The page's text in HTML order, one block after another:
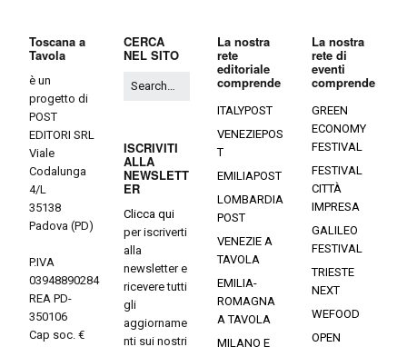
Toscana a
Tavola
è un
progetto di
POST
EDITORI SRL
Viale
Codalunga
4/L
35138
Padova (PD)
P.IVA
03948890284
REA PD-
350106
Cap soc. €
CERCA
NEL SITO
ISCRIVITI
ALLA
NEWSLETT
ER
Clicca qui
per iscriverti
alla
newsletter e
ricevere tutti
gli
aggiorname
nti sui nostri
La nostra
rete
editoriale
comprende
ITALYPOST
VENEZIEPOS
T
EMILIAPOST
LOMBARDIA
POST
VENEZIE A
TAVOLA
EMILIA-
ROMAGNA
A TAVOLA
MILANO E
La nostra
rete di
eventi
comprende
GREEN
ECONOMY
FESTIVAL
FESTIVAL
CITTÀ
IMPRESA
GALILEO
FESTIVAL
TRIESTE
NEXT
WEFOOD
OPEN